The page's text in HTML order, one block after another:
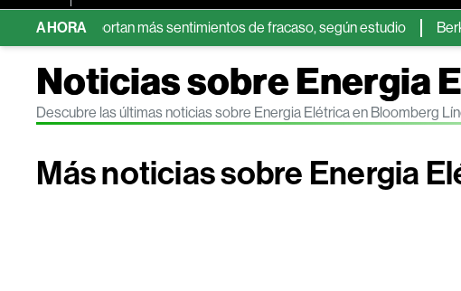
AHORA
reportan más sentimientos de fracaso, según estudio Berkshire
Noticias sobre Energia
Descubre las últimas noticias sobre Energia Elétrica en Bloomberg
Más noticias sobre Energia